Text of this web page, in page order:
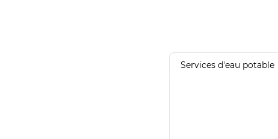
Services d'eau potable